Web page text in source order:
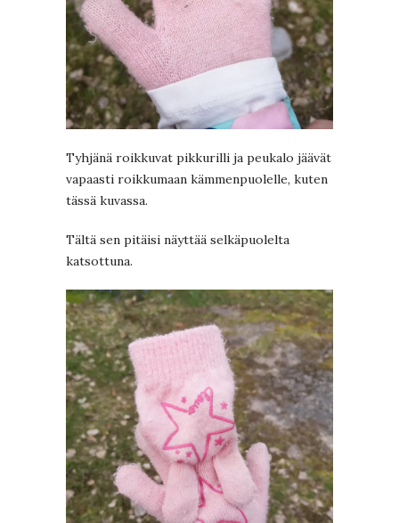
Tyhjänä roikkuvat pikkurilli ja peukalo jäävät
vapaasti roikkumaan kämmenpuolelle, kuten
tässä kuvassa.
Tältä sen pitäisi näyttää selkäpuolelta
katsottuna.